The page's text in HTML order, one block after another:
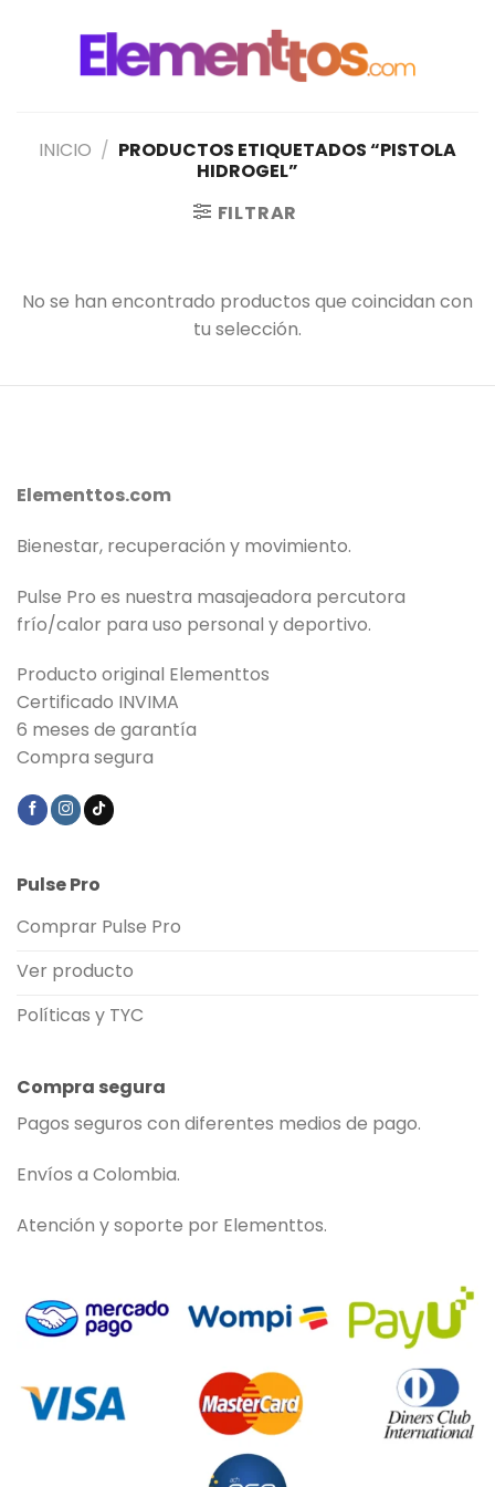
INICIO / PRODUCTOS ETIQUETADOS “PISTOLA
HIDROGEL”
FILTRAR
No se han encontrado productos que coincidan con
tu selección.
Elementtos.com
Bienestar, recuperación y movimiento.
Pulse Pro es nuestra masajeadora percutora
frío/calor para uso personal y deportivo.
Producto original Elementtos
Certificado INVIMA
6 meses de garantía
Compra segura
Pulse Pro
Comprar Pulse Pro
Ver producto
Políticas y TYC
Compra segura
Pagos seguros con diferentes medios de pago.
Envíos a Colombia.
Atención y soporte por Elementtos.